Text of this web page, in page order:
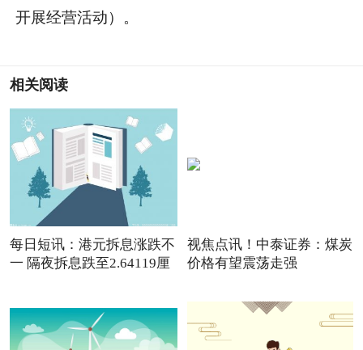
开展经营活动）。
相关阅读
每日短讯：港元拆息涨跌不
一 隔夜拆息跌至2.64119厘
视焦点讯！中泰证券：煤炭
价格有望震荡走强